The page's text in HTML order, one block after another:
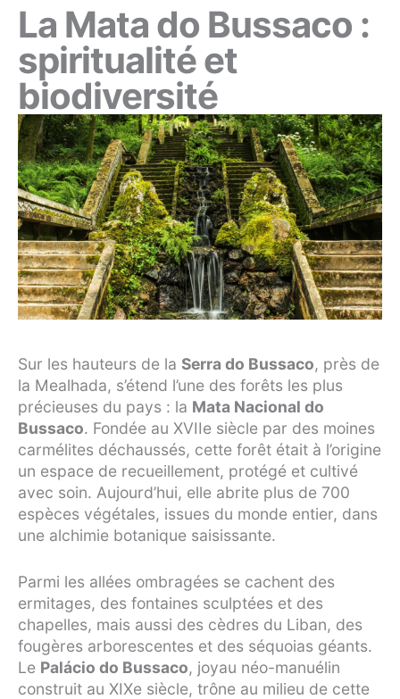
La Mata do Bussaco :
spiritualité et
biodiversité
Sur les hauteurs de la Serra do Bussaco, près de
la Mealhada, s’étend l’une des forêts les plus
précieuses du pays : la Mata Nacional do
Bussaco. Fondée au XVIIe siècle par des moines
carmélites déchaussés, cette forêt était à l’origine
un espace de recueillement, protégé et cultivé
avec soin. Aujourd’hui, elle abrite plus de 700
espèces végétales, issues du monde entier, dans
une alchimie botanique saisissante.
Parmi les allées ombragées se cachent des
ermitages, des fontaines sculptées et des
chapelles, mais aussi des cèdres du Liban, des
fougères arborescentes et des séquoias géants.
Le Palácio do Bussaco, joyau néo-manuélin
construit au XIXe siècle, trône au milieu de cette